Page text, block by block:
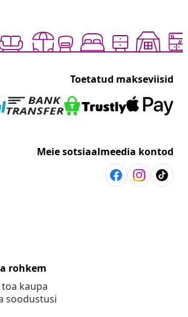
Toetatud makseviisid
Meie sotsiaalmeedia kontod
rohkem
kaupa
soodustusi